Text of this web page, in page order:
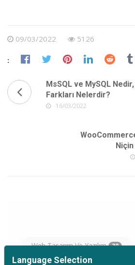
09/03/2022 5126
:
MsSQL ve MySQL Nedir,
Farkları Nelerdir?
16/03/2022
Niçin
Web Tasarım Ve Yazılım 30
Language Selection